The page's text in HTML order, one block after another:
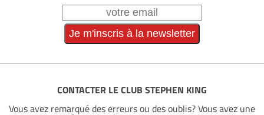
CONTACTER LE CLUB STEPHEN KING
Vous avez remarqué des erreurs ou des oublis? Vous avez une